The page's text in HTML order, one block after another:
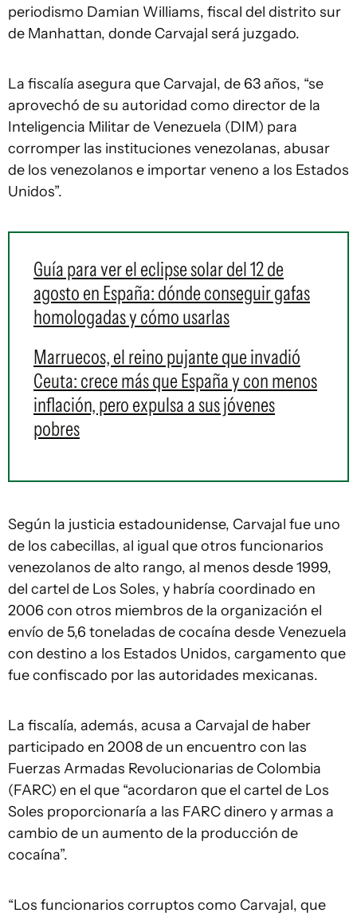
periodismo Damian Williams, fiscal del distrito sur
de Manhattan, donde Carvajal será juzgado.
La fiscalía asegura que Carvajal, de 63 años, “se
aprovechó de su autoridad como director de la
Inteligencia Militar de Venezuela (DIM) para
corromper las instituciones venezolanas, abusar
de los venezolanos e importar veneno a los Estados
Unidos”.
Guía para ver el eclipse solar del 12 de
agosto en España: dónde conseguir gafas
homologadas y cómo usarlas
Marruecos, el reino pujante que invadió
Ceuta: crece más que España y con menos
inflación, pero expulsa a sus jóvenes
pobres
Según la justicia estadounidense, Carvajal fue uno
de los cabecillas, al igual que otros funcionarios
venezolanos de alto rango, al menos desde 1999,
del cartel de Los Soles, y habría coordinado en
2006 con otros miembros de la organización el
envío de 5,6 toneladas de cocaína desde Venezuela
con destino a los Estados Unidos, cargamento que
fue confiscado por las autoridades mexicanas.
La fiscalía, además, acusa a Carvajal de haber
participado en 2008 de un encuentro con las
Fuerzas Armadas Revolucionarias de Colombia
(FARC) en el que “acordaron que el cartel de Los
Soles proporcionaría a las FARC dinero y armas a
cambio de un aumento de la producción de
cocaína”.
“Los funcionarios corruptos como Carvajal, que